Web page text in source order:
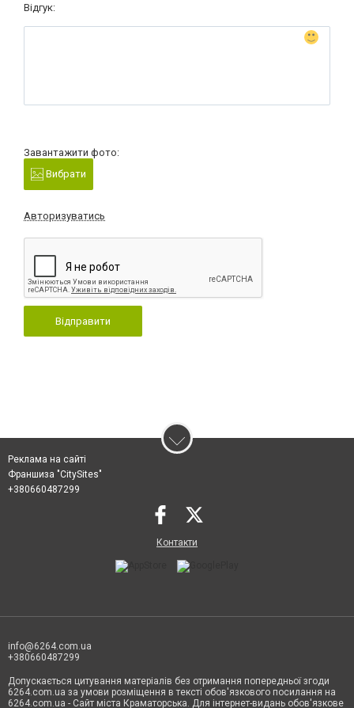
Відгук:
Завантажити фото:
Вибрати
Авторизуватись
Відправити
Реклама на сайті
Франшиза "CitySites"
+380660487299
Контакти
info@6264.com.ua
+380660487299
Допускається цитування матеріалів без отримання попередньої згоди
6264.com.ua за умови розміщення в тексті обов'язкового посилання на
6264.com.ua - Сайт міста Краматорська. Для інтернет-видань обов'язкове